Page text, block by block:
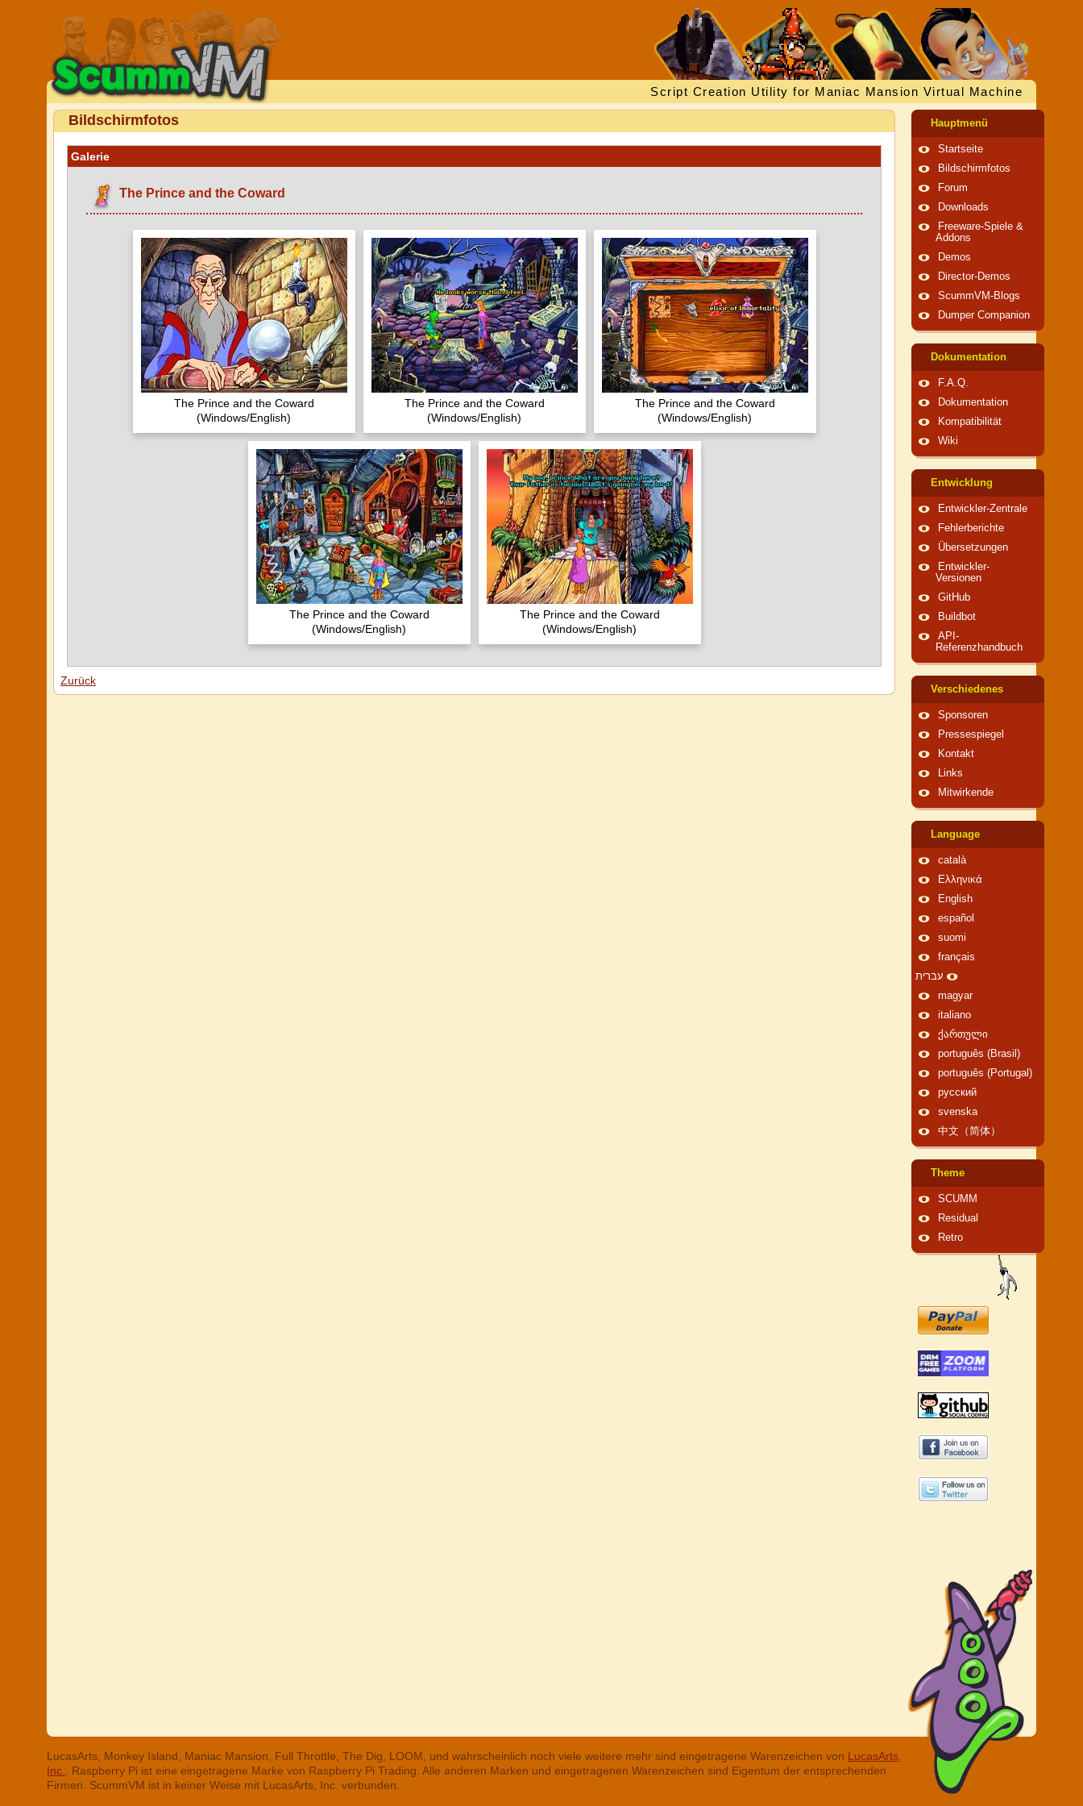
Script Creation Utility for Maniac Mansion Virtual Machine
Bildschirmfotos
Galerie
The Prince and the Coward
The Prince and the Coward
(Windows/English)
The Prince and the Coward
(Windows/English)
The Prince and the Coward
(Windows/English)
The Prince and the Coward
(Windows/English)
The Prince and the Coward
(Windows/English)
Zurück
Hauptmenü
Startseite
Bildschirmfotos
Forum
Downloads
Freeware-Spiele &
Addons
Demos
Director-Demos
ScummVM-Blogs
Dumper Companion
Dokumentation
F.A.Q.
Dokumentation
Kompatibilität
Wiki
Entwicklung
Entwickler-Zentrale
Fehlerberichte
Übersetzungen
Entwickler-
Versionen
GitHub
Buildbot
API-
Referenzhandbuch
Verschiedenes
Sponsoren
Pressespiegel
Kontakt
Links
Mitwirkende
Language
català
Ελληνικά
English
español
suomi
français
עברית
magyar
italiano
ქართული
português (Brasil)
português (Portugal)
русский
svenska
中文（简体）
Theme
SCUMM
Residual
Retro
LucasArts, Monkey Island, Maniac Mansion, Full Throttle, The Dig, LOOM, und wahrscheinlich noch viele weitere mehr sind eingetragene Warenzeichen von LucasArts,
Inc.
. Raspberry Pi ist eine eingetragene Marke von Raspberry Pi Trading. Alle anderen Marken und eingetragenen Warenzeichen sind Eigentum der entsprechenden
Firmen. ScummVM ist in keiner Weise mit LucasArts, Inc. verbunden.